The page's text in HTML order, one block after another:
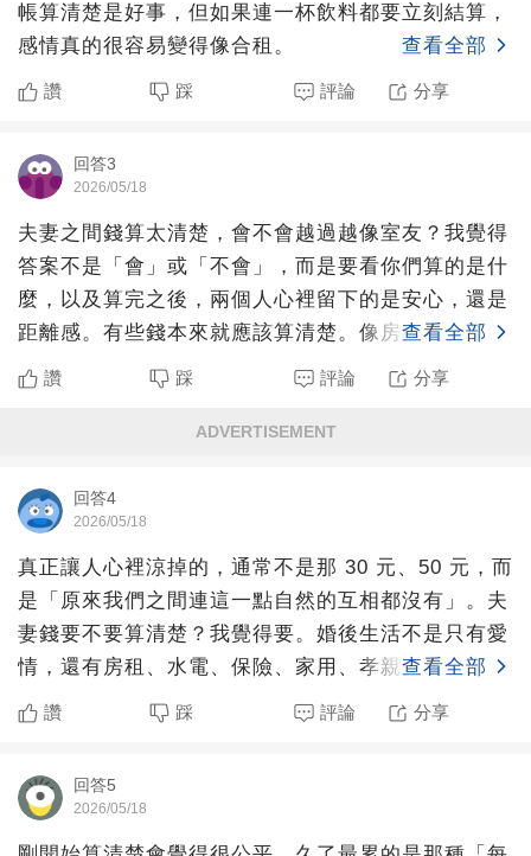
帳算清楚是好事，但如果連一杯飲料都要立刻結算，
感情真的很容易變得像合租。
查看全部
讚 踩 評論 分享
回答3
2026/05/18
夫妻之間錢算太清楚，會不會越過越像室友？我覺得
答案不是「會」或「不會」，而是要看你們算的是什
麼，以及算完之後，兩個人心裡留下的是安心，還是
距離感。有些錢本來就應該算清楚。像房租、房貸、
水電、管理費、家
查看全部
讚 踩 評論 分享
ADVERTISEMENT
回答4
2026/05/18
真正讓人心裡涼掉的，通常不是那 30 元、50 元，而
是「原來我們之間連這一點自然的互相都沒有」。夫
妻錢要不要算清楚？我覺得要。婚後生活不是只有愛
情，還有房租、水電、保險、家用、孝親費，未來可
能還有房
查看全部
讚 踩 評論 分享
回答5
2026/05/18